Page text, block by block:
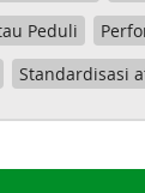
Peduli
Standardisasi